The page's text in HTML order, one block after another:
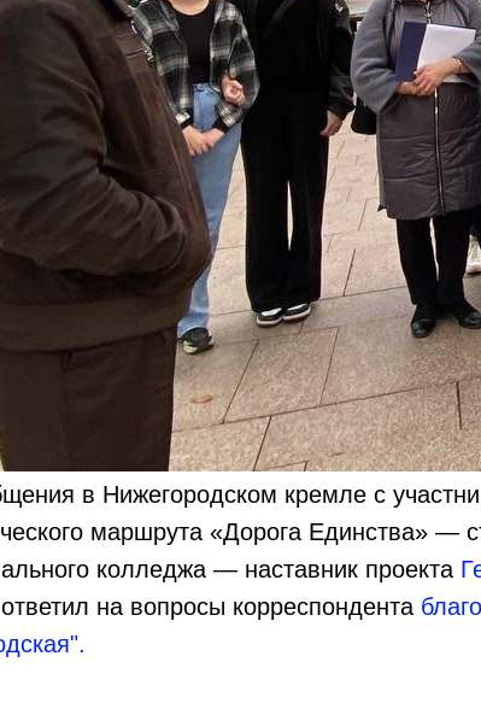
в Нижегородском кремле с
маршрута «Дорога Единства» —
колледжа — наставник проекта
ответил на вопросы корреспондента